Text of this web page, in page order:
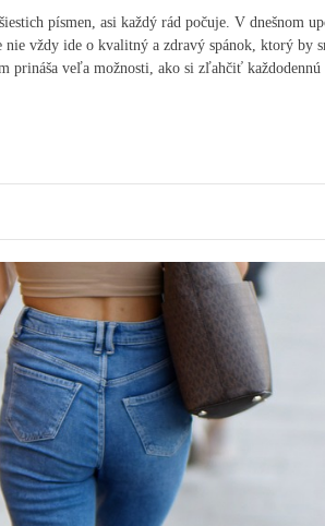
písmen, asi každý rád počuje. V dnešnom
nie vždy ide o kvalitný a zdravý spánok, ktorý by
prináša veľa možnosti, ako si zľahčiť